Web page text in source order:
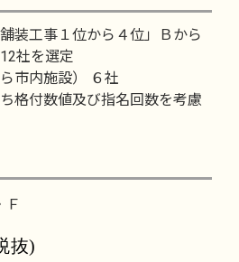
装工事１位から４位」Ｂから
社を選定
市内施設） ６社
格付数値及び指名回数を考慮
Ｆ
抜)